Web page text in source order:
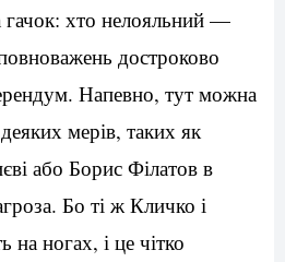
гачок: хто нелояльний —
достроково
Напевно, тут можна
мерів, таких як
або Борис Філатов в
Бо ті ж Кличко і
на ногах, і це чітко